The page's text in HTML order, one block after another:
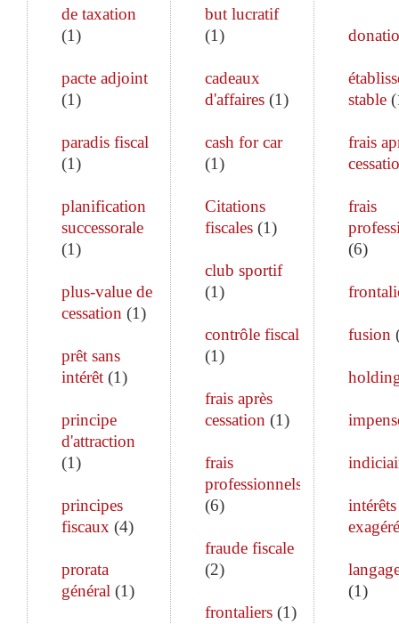
de taxation
(1)
pacte adjoint
(1)
paradis fiscal
(1)
planification
successorale
(1)
plus-value de
cessation (1)
prêt sans
intérêt (1)
principe
d'attraction
(1)
principes
fiscaux (4)
prorata
général (1)
but lucratif
(1)
cadeaux
d'affaires(1)
cash for car
(1)
Citations
fiscales(1)
club sportif
(1)
contrôle fiscal
(1)
frais après
cessation (1)
frais
professionnels
(6)
fraude fiscale
(2)
frontaliers(1)
stable(
frais
frais
(6)
fusion
intérêts
(1)